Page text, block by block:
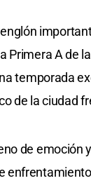
Primera A de
temporada
de la ciudad
de emoción